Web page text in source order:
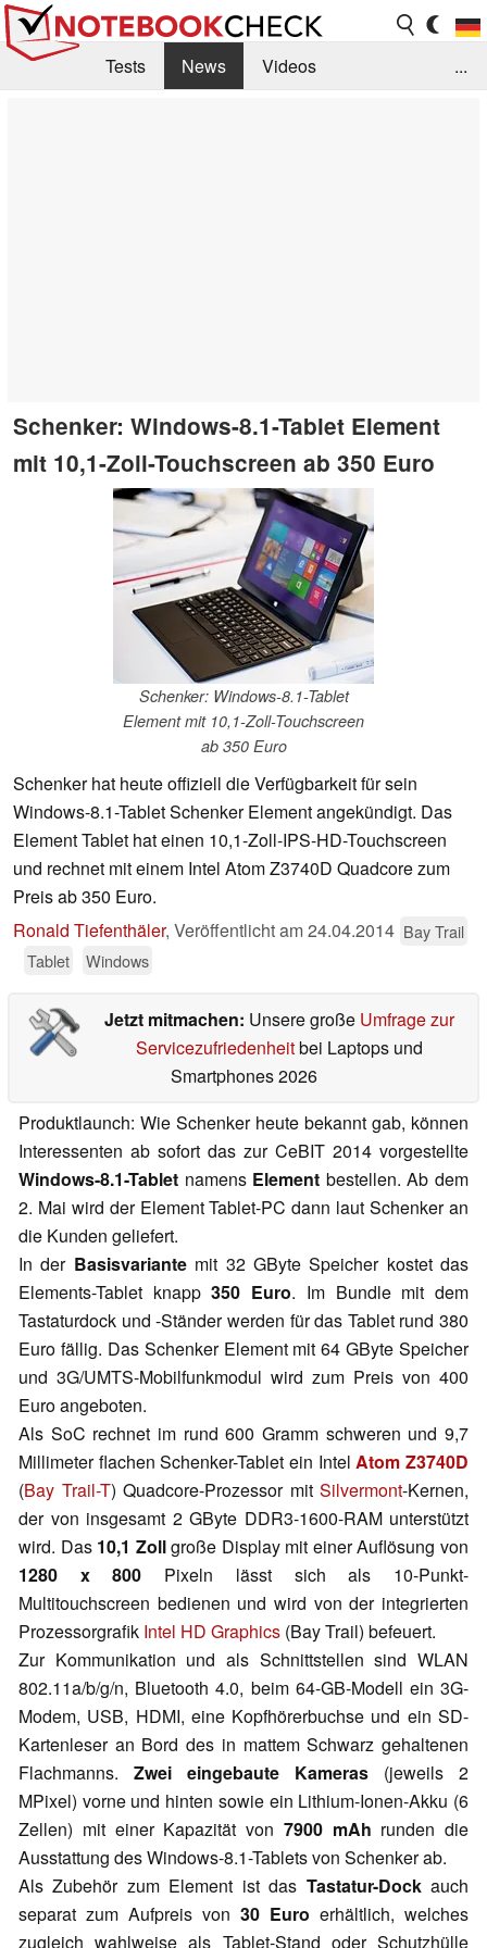
Tests News
Videos
...
Schenker: Windows-8.1-Tablet Element
mit 10,1-Zoll-Touchscreen ab 350 Euro
Schenker: Windows-8.1-Tablet
Element mit 10,1-Zoll-Touchscreen
ab 350 Euro
Schenker hat heute offiziell die Verfügbarkeit für sein
Windows-8.1-Tablet Schenker Element angekündigt. Das
Element Tablet hat einen 10,1-Zoll-IPS-HD-Touchscreen
und rechnet mit einem Intel Atom Z3740D Quadcore zum
Preis ab 350 Euro.
Ronald Tiefenthäler, Veröffentlicht am24.04.2014 Bay Trail
Tablet
Windows
Jetzt mitmachen: Unsere große Umfrage zur
Servicezufriedenheitbei Laptops und
Smartphones 2026
Produktlaunch: Wie Schenker heute bekannt gab, können
Interessenten ab sofort das zur CeBIT 2014 vorgestellte
Windows-8.1-Tablet namens Element bestellen. Ab dem
2. Mai wird der Element Tablet-PC dann laut Schenker an
die Kunden geliefert.
In der Basisvariantemit 32 GByte Speicher kostet das
Elements-Tablet knapp350 Euro. Im Bundle mit dem
Tastaturdock und -Ständer werden für das Tablet rund 380
Euro fällig. Das Schenker Element mit 64 GByte Speicher
und 3G/UMTS-Mobilfunkmodul wird zum Preis von 400
Euro angeboten.
Als SoC rechnet im rund 600 Gramm schweren und 9,7
Millimeter flachen Schenker-Tablet ein IntelAtom Z3740D
(Bay Trail-T) Quadcore-Prozessor mit Silvermont-Kernen,
der von insgesamt 2 GByte DDR3-1600-RAM unterstützt
wird. Das 10,1 Zollgroße Display mit einer Auflösung von
1280 x 800 Pixeln lässt sich als 10-Punkt-
Multitouchscreen bedienen und wird von der integrierten
Prozessorgrafik Intel HD Graphics (Bay Trail) befeuert.
Zur Kommunikation und als Schnittstellen sind WLAN
802.11a/b/g/n, Bluetooth 4.0, beim 64-GB-Modell ein 3G-
Modem, USB, HDMI, eine Kopfhörerbuchse und ein SD-
Kartenleser an Bord des in mattem Schwarz gehaltenen
Flachmanns. Zwei eingebaute Kameras (jeweils 2
MPixel) vorne und hinten sowie ein Lithium-Ionen-Akku (6
Zellen) mit einer Kapazität von 7900 mAh runden die
Ausstattung des Windows-8.1-Tablets von Schenker ab.
Als Zubehör zum Element ist das Tastatur-Dockauch
separat zum Aufpreis von 30 Euro erhältlich, welches
zugleich wahlweise als Tablet-Stand oder Schutzhülle